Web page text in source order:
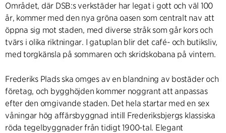
Området, där DSB:s verkstäder har legat i gott och väl 100
år, kommer med den nya gröna oasen som centralt nav att
öppna sig mot staden, med diverse stråk som går kors och
tvärs i olika riktningar. I gatuplan blir det café- och butiksliv,
med torgkänsla på sommaren och skridskobana på vintern.
Frederiks Plads ska omges av en blandning av bostäder och
företag, och bygghöjden kommer noggrant att anpassas
efter den omgivande staden. Det hela startar med en sex
våningar hög affärsbyggnad intill Frederiksbjergs klassiska
röda tegelbyggnader från tidigt 1900-tal. Elegant